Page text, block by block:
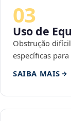
03
Uso de
Obstrução
específicas
SAIBA MAIS